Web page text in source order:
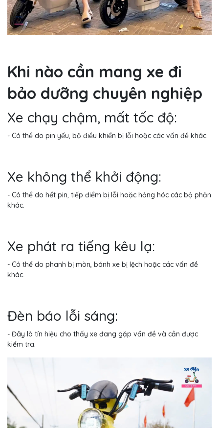
Khi nào cần mang xe đi
bảo dưỡng chuyên nghiệp
Xe chạy chậm, mất tốc độ:
- Có thể do pin yếu, bộ điều khiển bị lỗi hoặc các vấn đề khác.
Xe không thể khởi động:
- Có thể do hết pin, tiếp điểm bị lỗi hoặc hỏng hóc các bộ phận
khác.
Xe phát ra tiếng kêu lạ:
- Có thể do phanh bị mòn, bánh xe bị lệch hoặc các vấn đề
khác.
Đèn báo lỗi sáng:
- Đây là tín hiệu cho thấy xe đang gặp vấn đề và cần được
kiểm tra.